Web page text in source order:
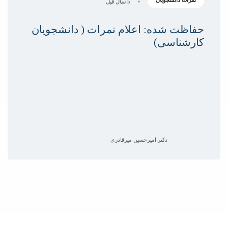
5 سال قبل
حفاظت شده: اعلام نمرات ( دانشجویان
کارشناسی)
دکتر امیرحسین میرقادری